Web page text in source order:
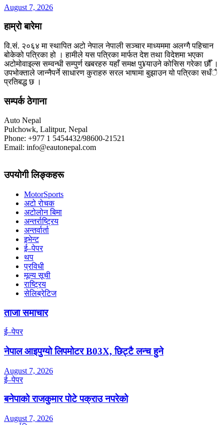
August 7, 2026
हाम्रो बारेमा
वि.सं. २०६४ मा स्थापित अटो नेपाल नेपाली सञ्चार माध्यममा अलग्गै पहिचान
बोकेको पत्रिका हो । हामीले यस पत्रिका मार्फत देश तथा विदेशमा भएका
अटोमोवाइल्स सम्वन्धी सम्पुर्ण खबरहरु यहाँ समक्ष पु¥याउने कोसिस गरेका छौँ ।
उपभोक्ताले जान्नैपर्ने साधारण कुराहरु सरल भाषामा बुझाउन यो पत्रिका सधँै
प्रतिबद्ध छ ।
सम्पर्क ठेगाना
Auto Nepal
Pulchowk, Lalitpur, Nepal
Phone: +977 1 5454432/98600-21521
Email: info@eautonepal.com
उपयोगी लिङ्कहरू
MotorSports
अटो रोचक
अटोलोन बिमा
अन्तर्राष्ट्रिय
अन्तर्वार्ता
इभेन्ट
ई–पेपर
थप
प्रविधी
मूल्य सूची
राष्ट्रिय
सेलिब्रेटिज
ताजा समाचार
ई–पेपर
नेपाल आइपुग्यो लिपमोटर B03X, छिट्टै लन्च हुने
August 7, 2026
ई–पेपर
बनेपाको राजकुमार पोटे पक्राउ नपरेको
August 7, 2026